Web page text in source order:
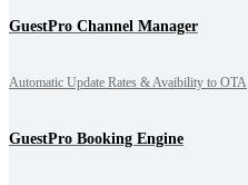
GuestPro Channel Manager
Automatic Update Rates & Avaibility to OTA
GuestPro Booking Engine